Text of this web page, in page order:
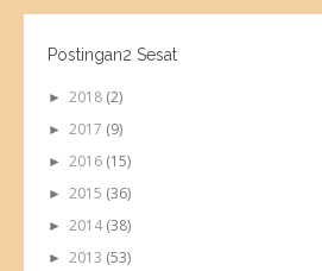
Postingan2 Sesat
► 2018 (2)
► 2017 (9)
► 2016 (15)
► 2015 (36)
► 2014 (38)
► 2013 (53)